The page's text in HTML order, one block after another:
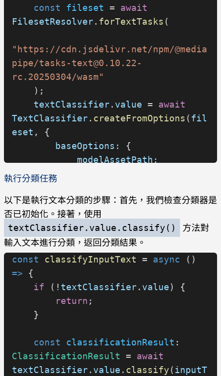
    const
fileset = await
FilesetResolver. forTextTasks (
"https://cdn.jsdelivr.net/npm/@media
pipe/tasks-text@0.10.22-
rc.20250304/wasm"
    );
    textClassifier
. value = await
TextClassifier. createFromOptions (fil
eset , {
        baseOptions:
{
            modelAssetPath:
apipe-
tasks/text_classifier/bert_text_clas
sifier.tflite" ,
        },
        maxResults:
3,
    isWASMReady
.value = true;
執行分類任務
以下是執行文本分類的步驟：首先，我們檢查分類器是
否已初始化。接著，使用
textClassifier.value.classify()
方法對
輸入文本進行分類，返回分類結果。
const classifyInputText = async
=> {
    if
(! textClassifier. value) {
        return
;
    }
    const
classificationResult
ClassificationResult = await
textClassifier. value . classify(inputT